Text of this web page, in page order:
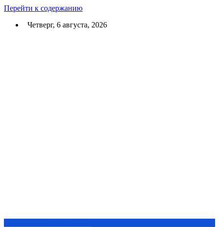
Перейти к содержанию
Четверг, 6 августа, 2026